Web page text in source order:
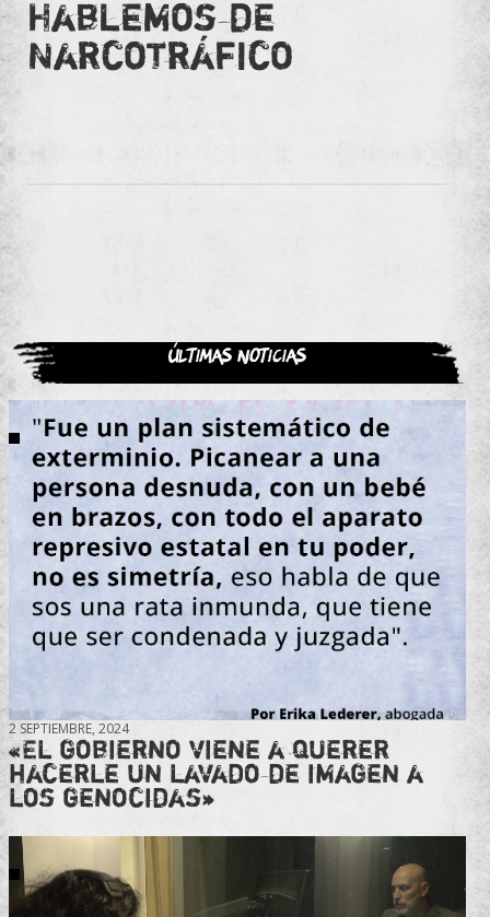
Hablemos de
Narcotráfico
Últimas noticias
2 SEPTIEMBRE, 2024
«El gobierno viene a querer
hacerle un lavado de imagen a
los genocidas»